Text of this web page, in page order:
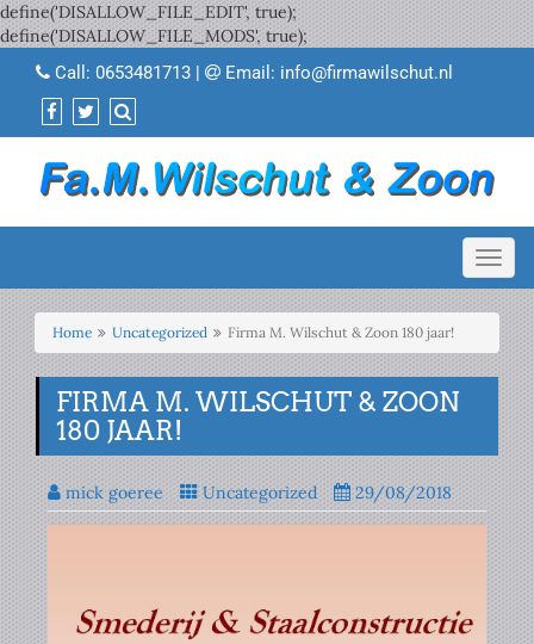
define('DISALLOW_FILE_EDIT', true);
define('DISALLOW_FILE_MODS', true);
Call: 0653481713 | Email: info@firmawilschut.nl
Home Uncategorized Firma M. Wilschut & Zoon 180 jaar!
FIRMA M. WILSCHUT & ZOON
180 JAAR!
mick goeree Uncategorized 29/08/2018